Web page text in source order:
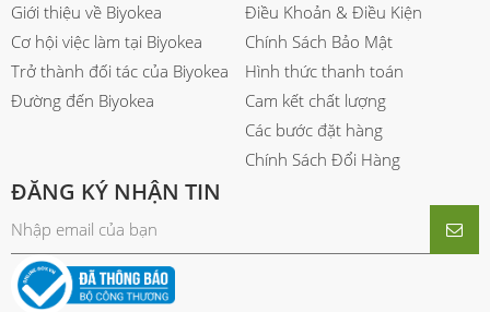
Giới thiệu về Biyokea
Cơ hội việc làm tại Biyokea
Trở thành đối tác của Biyokea
Đường đến Biyokea
Điều Khoản & Điều Kiện
Chính Sách Bảo Mật
Hình thức thanh toán
Cam kết chất lượng
Các bước đặt hàng
Chính Sách Đổi Hàng
ĐĂNG KÝ NHẬN TIN